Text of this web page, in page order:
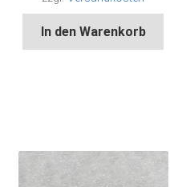
In den Warenkorb